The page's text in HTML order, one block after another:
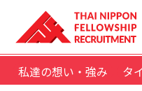
私達の想い・強み タ